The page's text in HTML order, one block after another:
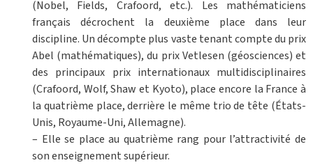
(Nobel, Fields, Crafoord, etc.). Les mathématiciens
français décrochent la deuxième place dans leur
discipline. Un décompte plus vaste tenant compte du prix
Abel (mathématiques), du prix Vetlesen (géosciences) et
des principaux prix internationaux multidisciplinaires
(Crafoord, Wolf, Shaw et Kyoto), place encore la France à
la quatrième place, derrière le même trio de tête (États-
Unis, Royaume-Uni, Allemagne).
– Elle se place au quatrième rang pour l’attractivité de
son enseignement supérieur.